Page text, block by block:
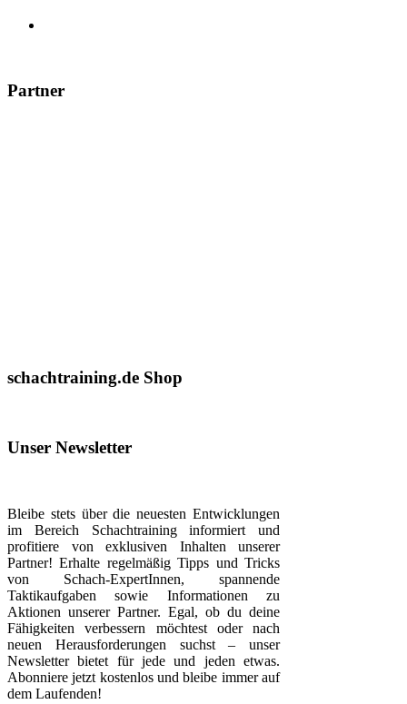
Partner
schachtraining.de Shop
Unser Newsletter
Bleibe stets über die neuesten Entwicklungen
im Bereich Schachtraining informiert und
profitiere von exklusiven Inhalten unserer
Partner! Erhalte regelmäßig Tipps und Tricks
von Schach-ExpertInnen, spannende
Taktikaufgaben sowie Informationen zu
Aktionen unserer Partner. Egal, ob du deine
Fähigkeiten verbessern möchtest oder nach
neuen Herausforderungen suchst – unser
Newsletter bietet für jede und jeden etwas.
Abonniere jetzt kostenlos und bleibe immer auf
dem Laufenden!